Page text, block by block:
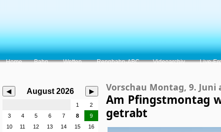
Sechs Rennen am Sonntag, 9. August. Start des ersten
Home Bahn Wetten Rennbahn-ABC Videoarchiv Live-
◀ August 2026 ▶
1
2
3
4 5 6 7 8
9
10
11 12 13 14 15
16
Vorschau Montag, 9. Juni
Am Pfingstmontag
getrabt